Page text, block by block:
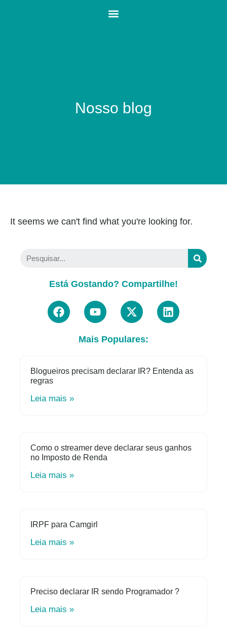
Nosso blog
It seems we can't find what you're looking for.
Está Gostando? Compartilhe!
Mais Populares:
Blogueiros precisam declarar IR? Entenda as
regras
Leia mais »
Como o streamer deve declarar seus ganhos
no Imposto de Renda
Leia mais »
IRPF para Camgirl
Leia mais »
Preciso declarar IR sendo Programador ?
Leia mais »